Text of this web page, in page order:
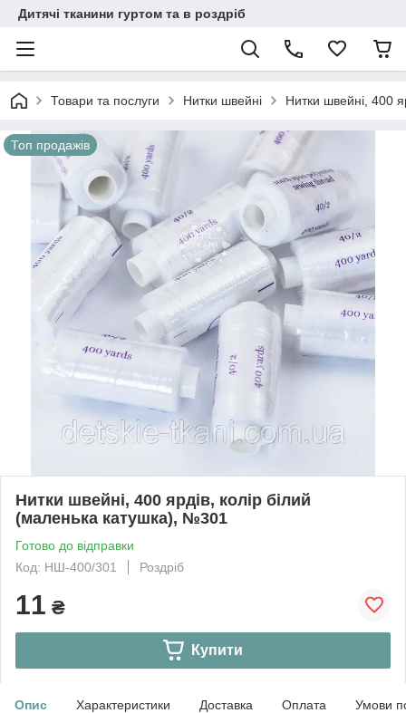
Дитячі тканини гуртом та в роздріб
Товари та послуги Нитки швейні Нитки швейні, 400
Топ продажів
Нитки швейні, 400 ярдів, колір білий
(маленька катушка), №301
Готово до відправки
Код: НШ-400/301
Роздріб
11 ₴
Купити
Опис Характеристики Доставка Оплата Умови